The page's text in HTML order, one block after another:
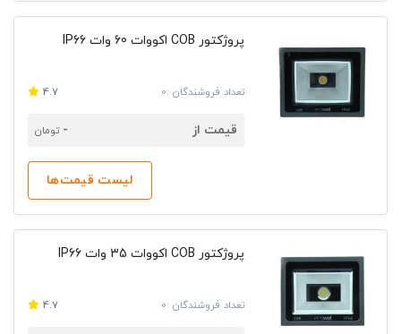
پروژکتور COB اکووات 60 وات IP66
تعداد فروشندگان :0 4.7
قیمت از - تومان
لیست قیمت‌ها
پروژکتور COB اکووات 35 وات IP66
تعداد فروشندگان :0 4.7